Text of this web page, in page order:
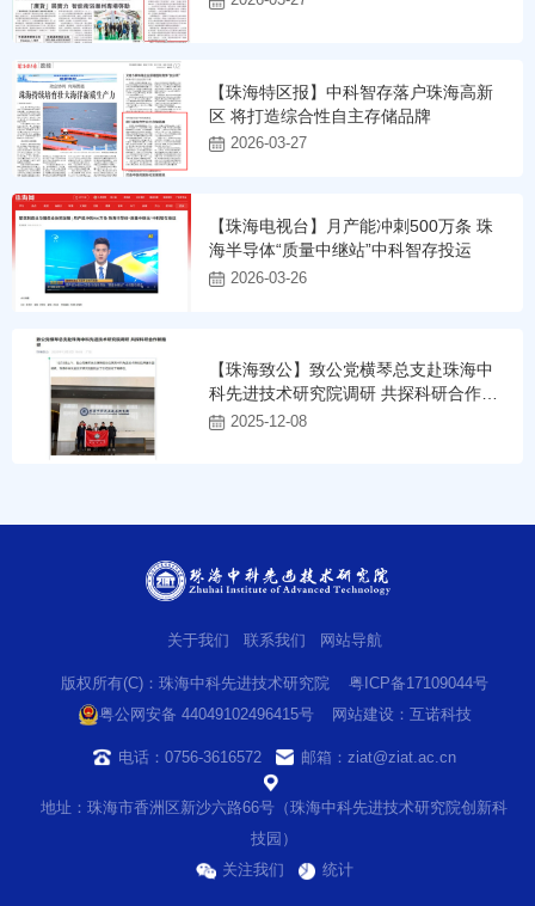
【珠海特区报】中科智存落户珠海高新
区 将打造综合性自主存储品牌
2026-03-27
【珠海电视台】月产能冲刺500万条 珠
海半导体“质量中继站”中科智存投运
2026-03-26
【珠海致公】致公党横琴总支赴珠海中
科先进技术研究院调研 共探科研合作新
路径2025-12-08
关于我们 联系我们 网站导航
版权所有(C)：珠海中科先进技术研究院
粤ICP备17109044号
粤公网安备 44049102496415号
网站建设 ：互诺科技
电话：0756-3616572 邮箱：ziat@ziat.ac.cn
地址：珠海市香洲区新沙六路66号（珠海中科先进技术研究院创新科
技园）
关注我们
统计